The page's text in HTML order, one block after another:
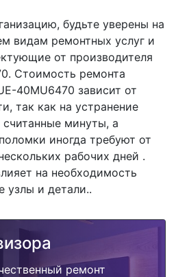
будьте уверены на
видам ремонтных услуг и
от производителя
Стоимость ремонта
40MU6470 зависит от
так как на устранение
минуты, а
иногда требуют от
рабочих дней .
на необходимость
узлы и детали..
ремонт